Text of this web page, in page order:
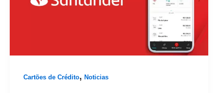
Cartões de Crédito, Noticias